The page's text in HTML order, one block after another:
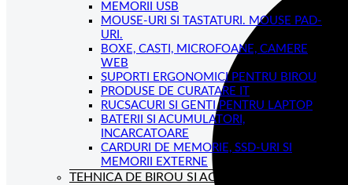
MEMORII USB
MOUSE-URI SI TASTATURI. MOUSE PAD-
URI.
BOXE, CASTI, MICROFOANE, CAMERE
WEB
SUPORTI ERGONOMICI PENTRU BIROU
PRODUSE DE CURATARE IT
RUCSACURI SI GENTI PENTRU LAPTOP
BATERII SI ACUMULATORI,
INCARCATOARE
CARDURI DE MEMORIE, SSD-URI SI
MEMORII EXTERNE
TEHNICA DE BIROU SI ACCESORII